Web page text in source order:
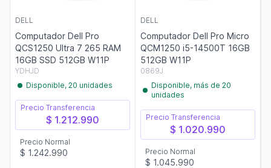
DELL
Computador Dell Pro
QCS1250 Ultra 7 265 RAM
16GB SSD 512GB W11P
YDHJD
Disponible, 20 unidades
Precio Transferencia
$ 1.212.990
Precio Normal
$ 1.242.990
DELL
Computador Dell Pro Micro
QCM1250 i5-14500T 16GB
512GB W11P
0869J
Disponible, más de 20
unidades
Precio Transferencia
$ 1.020.990
Precio Normal
$ 1.045.990